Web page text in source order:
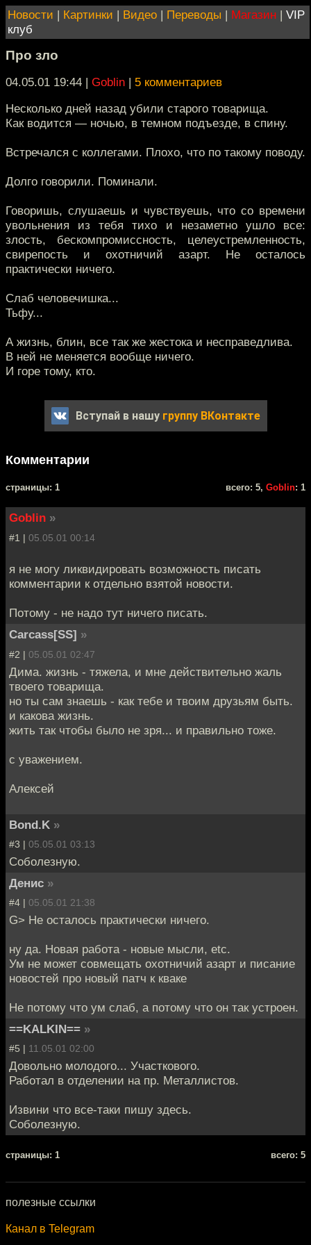
Новости | Картинки | Видео | Переводы | Магазин | VIP
клуб
Про зло
04.05.01 19:44 | Goblin | 5 комментариев
Несколько дней назад убили старого товарища.
Как водится — ночью, в темном подъезде, в спину.
Встречался с коллегами. Плохо, что по такому поводу.
Долго говорили. Поминали.
Говоришь, слушаешь и чувствуешь, что со времени
увольнения из тебя тихо и незаметно ушло все:
злость, бескомпромиссность, целеустремленность,
свирепость и охотничий азарт. Не осталось
практически ничего.
Слаб человечишка...
Тьфу...
А жизнь, блин, все так же жестока и несправедлива.
В ней не меняется вообще ничего.
И горе тому, кто.
Вступай в нашу группу ВКонтакте
Комментарии
cтраницы: 1 всего: 5, Goblin: 1
Goblin »
#1 | 05.05.01 00:14
я не могу ликвидировать возможность писать
комментарии к отдельно взятой новости.
Потому - не надо тут ничего писать.
Carcass[SS] »
#2 | 05.05.01 02:47
Дима. жизнь - тяжела, и мне действительно жаль
твоего товарища.
но ты сам знаешь - как тебе и твоим друзьям быть.
и какова жизнь.
жить так чтобы было не зря... и правильно тоже.
с уважением.
Алексей
Bond.K »
#3 | 05.05.01 03:13
Соболезную.
Денис »
#4 | 05.05.01 21:38
G> Не осталось практически ничего.
ну да. Новая работа - новые мысли, etc.
Ум не может совмещать охотничий азарт и писание
новостей про новый патч к кваке
Не потому что ум слаб, а потому что он так устроен.
==KALKIN== »
#5 | 11.05.01 02:00
Довольно молодого... Участкового.
Работал в отделении на пр. Металлистов.
Извини что все-таки пишу здесь.
Соболезную.
cтраницы: 1 всего: 5
полезные ссылки
Канал в Telegram